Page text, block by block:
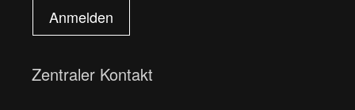
Anmelden
Zentraler Kontakt